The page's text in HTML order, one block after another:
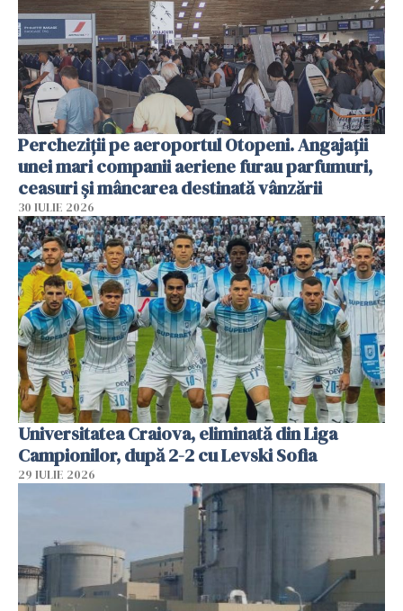
Percheziții pe aeroportul Otopeni. Angajații
unei mari companii aeriene furau parfumuri,
ceasuri și mâncarea destinată vânzării
30 IULIE 2026
Universitatea Craiova, eliminată din Liga
Campionilor, după 2-2 cu Levski Sofia
29 IULIE 2026